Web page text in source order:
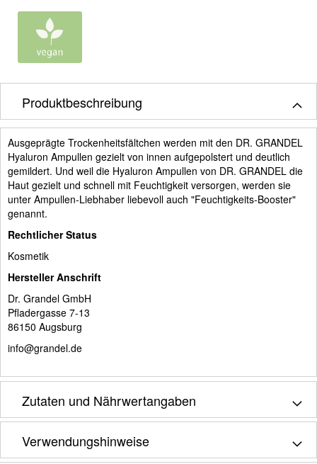
Produktbeschreibung
Ausgeprägte Trockenheitsfältchen werden mit den DR. GRANDEL
Hyaluron Ampullen gezielt von innen aufgepolstert und deutlich
gemildert. Und weil die Hyaluron Ampullen von DR. GRANDEL die
Haut gezielt und schnell mit Feuchtigkeit versorgen, werden sie
unter Ampullen-Liebhaber liebevoll auch "Feuchtigkeits-Booster"
genannt.
Rechtlicher Status
Kosmetik
Hersteller Anschrift
Dr. Grandel GmbH
Pfladergasse 7-13
86150 Augsburg
info@grandel.de
Zutaten und Nährwertangaben
Verwendungshinweise